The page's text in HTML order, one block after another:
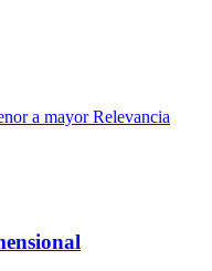
a mayorRelevancia